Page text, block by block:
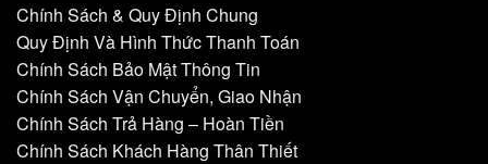
Chính Sách & Quy Định Chung
Quy Định Và Hình Thức Thanh Toán
Chính Sách Bảo Mật Thông Tin
Chính Sách Vận Chuyển, Giao Nhận
Chính Sách Trả Hàng – Hoàn Tiền
Chính Sách Khách Hàng Thân Thiết